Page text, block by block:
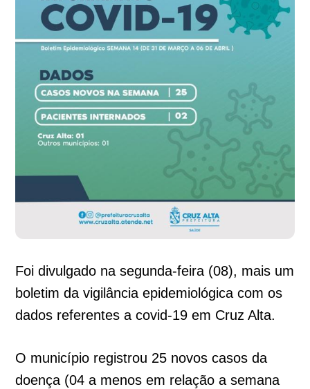
Foi divulgado na segunda-feira (08), mais um
boletim da vigilância epidemiológica com os
dados referentes a covid-19 em Cruz Alta.
O município registrou 25 novos casos da
doença (04 a menos em relação a semana